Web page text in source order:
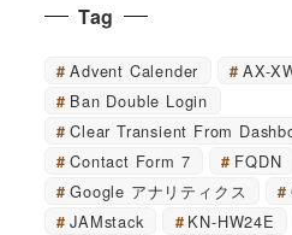
Tag
Advent Calender
AX-
Ban Double Login
Clear Transient From
Contact Form 7
FQDN
Google アナリティクス
JAMstack
KN-HW24E